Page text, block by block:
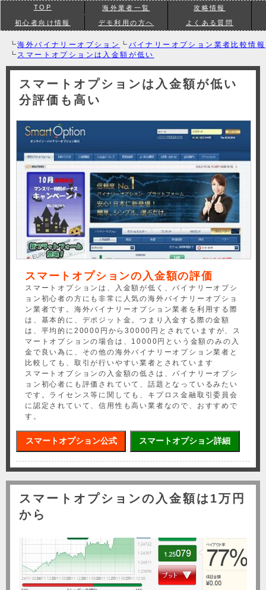
TOP 海外業者一覧 攻略情報
初心者向け情報 デモ利用の方へ よくある質問
┗海外バイナリーオプション ┗ バイナリーオプション業者比較情報
┗ スマートオプションは入金額が低い
スマートオプションは入金額が低い
分評価も高い
スマートオプションの入金額の評価
スマートオプションは、入金額が低く、バイナリーオプシ
ョン初心者の方にも非常に人気の海外バイナリーオプショ
ン業者です。海外バイナリーオプション業者を利用する際
は、基本的に、デポジット金。つまり入金する際の金額
は、平均的に20000円から30000円とされていますが、ス
マートオプションの場合は、10000円という金額のみの入
金で良い為に、その他の海外バイナリーオプション業者と
比較しても、取引が行いやすい業者とされています
スマートオプションの入金額の低さは、バイナリーオプシ
ョン初心者にも評価されていて、話題となっているみたい
です。ライセンス等に関しても、キプロス金融取引委員会
に認定されていて、信用性も高い業者なので、おすすめで
す。
スマートオプション公式 スマートオプション詳細
スマートオプションの入金額は1万円
から